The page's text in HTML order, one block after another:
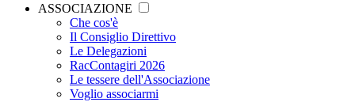
ASSOCIAZIONE
Che cos'è
Il Consiglio Direttivo
Le Delegazioni
RacContagiri 2026
Le tessere dell'Associazione
Voglio associarmi